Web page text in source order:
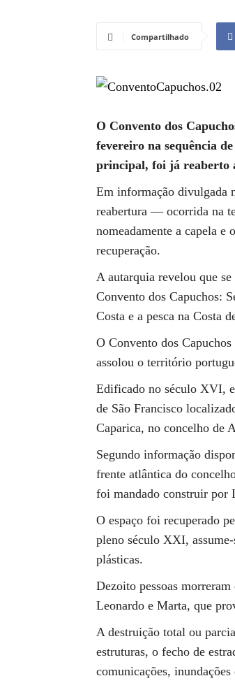
Compartilhado
O Convento dos
fevereiro na sequência
principal, foi já reaberto
Em informação divulgada
reabertura — ocorrida na
nomeadamente a capela e
recuperação.
A autarquia revelou que se
Convento dos Capuchos:
Costa e a pesca na Costa
O Convento dos
assolou o território
Edificado no século XVI,
de São Francisco
Caparica, no concelho de
Segundo informação
frente atlântica do
foi mandado construir por
O espaço foi recuperado
pleno século XXI,
plásticas.
Dezoito pessoas
Leonardo e Marta, que
A destruição total ou
estruturas, o fecho de
comunicações,